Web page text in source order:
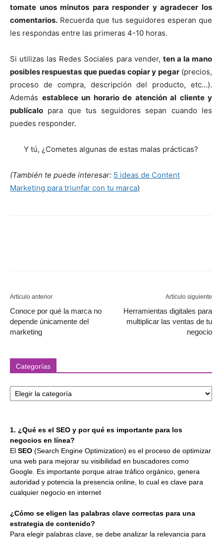
tomate unos minutos para responder y agradecer los
comentarios. Recuerda que tus seguidores esperan que
les respondas entre las primeras 4-10 horas.
Si utilizas las Redes Sociales para vender, ten a la mano
posibles respuestas que puedas copiar y pegar(precios,
proceso de compra, descripción del producto, etc…).
Además establece un horario de atención al cliente y
publícalo para que tus seguidores sepan cuando les
puedes responder.
Y tú, ¿Cometes algunas de estas malas prácticas?
(También te puede interesar: 5 ideas de Content
Marketing para triunfar con tu marca)
Artículo anterior
Conoce por qué la marca no
depende únicamente del
marketing
Artículo siguiente
Herramientas digitales para
multiplicar las ventas de tu
negocio
Categorías
Categorías
1. ¿Qué es el SEO y por qué es importante para los
negocios en línea?
El SEO (Search Engine Optimization) es el proceso de optimizar
una web para mejorar su visibilidad en buscadores como
Google. Es importante porque atrae tráfico orgánico, genera
autoridad y potencia la presencia online, lo cual es clave para
cualquier negocio en internet
¿Cómo se eligen las palabras clave correctas para una
estrategia de contenido?
Para elegir palabras clave, se debe analizar la relevancia para